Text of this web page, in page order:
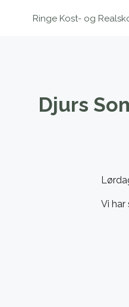
Ringe Kost- og
Djurs
Vi har